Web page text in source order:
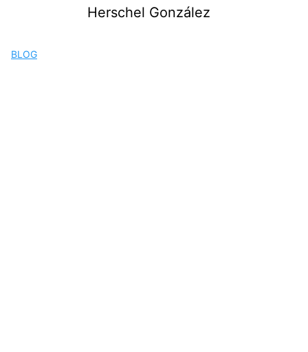
Herschel González
BLOG